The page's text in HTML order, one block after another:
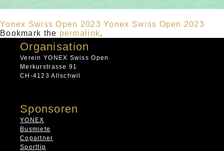
Yonex Swiss Open 2023 Yonex Swiss Open 2023
Bookmark the permalink.
Organisation
Verein YONEX Swiss Open
Merkurstrasse 91
CH-4123 Allschwil
Sponsoren
YONEX
Busmiete
Copartner
Sporttip